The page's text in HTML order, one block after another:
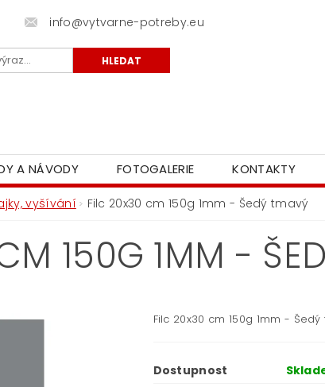
info@vytvarne-potreby.eu
A NÁVODY FOTOGALERIE KONTAKTY
vyšívání Filc 20x30 cm 150g 1mm - Šedý tmavý
150G 1MM -
Filc 20x30 cm 150g 1mm -
Dostupnost